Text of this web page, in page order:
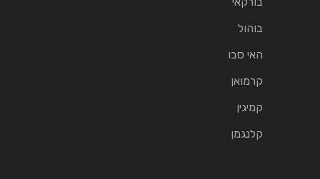
בוהול
האי סבו
קרמואן
קמיגין
קלנגמן